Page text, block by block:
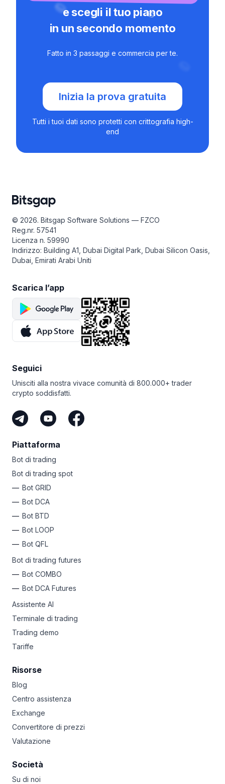
e scegli il tuo piano
in un secondo momento
Fatto in 3 passaggi e commercia per te.
Inizia la prova gratuita
Tutti i tuoi dati sono protetti con crittografia high-
end
© 2026. Bitsgap Software Solutions — FZCO
Reg.nr. 57541
Licenza n. 59990
Indirizzo: Building A1, Dubai Digital Park, Dubai Silicon Oasis,
Dubai, Emirati Arabi Uniti
Scarica l’app
Seguici
Unisciti alla nostra vivace comunità di 800.000+ trader
crypto soddisfatti.
Piattaforma
Bot di trading
Bot di trading spot
Bot GRID
Bot DCA
Bot BTD
Bot LOOP
Bot QFL
Bot di trading futures
Bot COMBO
Bot DCA Futures
Assistente AI
Terminale di trading
Trading demo
Tariffe
Risorse
Blog
Centro assistenza
Exchange
Convertitore di prezzi
Valutazione
Società
Su di noi